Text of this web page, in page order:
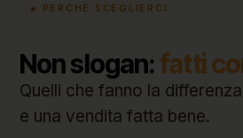
● PERCHÉ SCEGLIERCI
Non slogan:fatti
Quelli che fanno la
e una vendita fatta bene.